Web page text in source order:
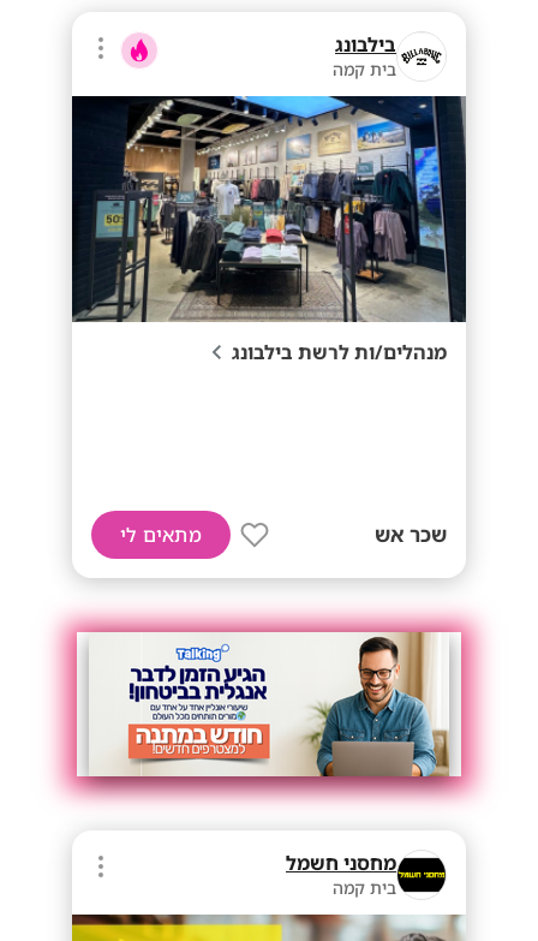
בילבונג
בית קמה
מנהלים/ות לרשת בילבונג
שכר אש מתאים לי
מחסני חשמל
בית קמה